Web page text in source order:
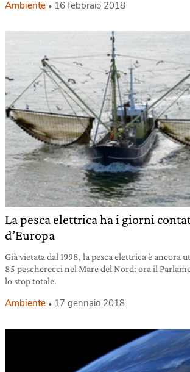
Ambiente 16 febbraio 2018
La pesca elettrica ha i giorni
d’Europa
Già vietata dal 1998, la pesca elettrica è ancora
85 pescherecci nel Mare del Nord: ora il
lo stop totale.
Ambiente 17 gennaio 2018